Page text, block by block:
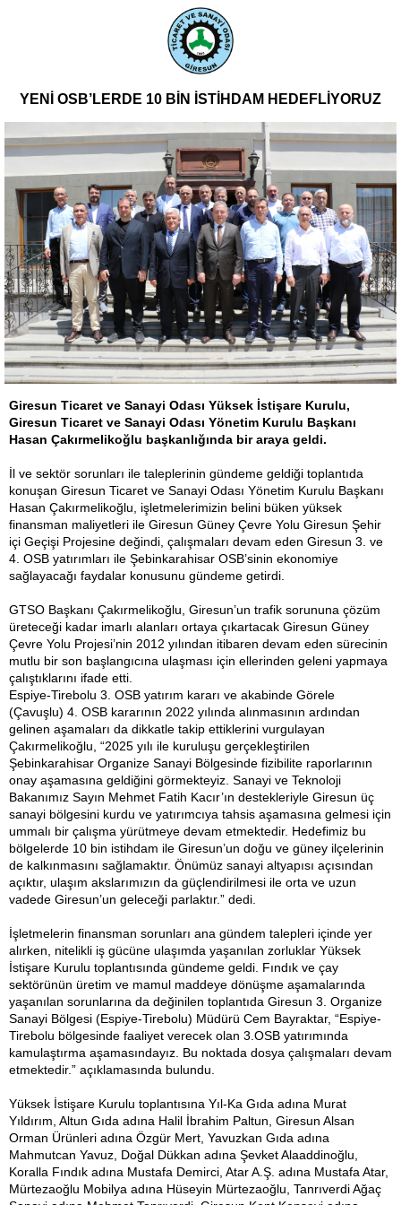
YENİ OSB’LERDE 10 BİN İSTİHDAM HEDEFLİYORUZ
Giresun Ticaret ve Sanayi Odası Yüksek İstişare Kurulu,
Giresun Ticaret ve Sanayi Odası Yönetim Kurulu Başkanı
Hasan Çakırmelikoğlu başkanlığında bir araya geldi.
İl ve sektör sorunları ile taleplerinin gündeme geldiği toplantıda
konuşan Giresun Ticaret ve Sanayi Odası Yönetim Kurulu Başkanı
Hasan Çakırmelikoğlu, işletmelerimizin belini büken yüksek
finansman maliyetleri ile Giresun Güney Çevre Yolu Giresun Şehir
içi Geçişi Projesine değindi, çalışmaları devam eden Giresun 3. ve
4. OSB yatırımları ile Şebinkarahisar OSB’sinin ekonomiye
sağlayacağı faydalar konusunu gündeme getirdi.
GTSO Başkanı Çakırmelikoğlu, Giresun’un trafik sorununa çözüm
üreteceği kadar imarlı alanları ortaya çıkartacak Giresun Güney
Çevre Yolu Projesi’nin 2012 yılından itibaren devam eden sürecinin
mutlu bir son başlangıcına ulaşması için ellerinden geleni yapmaya
çalıştıklarını ifade etti.
Espiye-Tirebolu 3. OSB yatırım kararı ve akabinde Görele
(Çavuşlu) 4. OSB kararının 2022 yılında alınmasının ardından
gelinen aşamaları da dikkatle takip ettiklerini vurgulayan
Çakırmelikoğlu, “2025 yılı ile kuruluşu gerçekleştirilen
Şebinkarahisar Organize Sanayi Bölgesinde fizibilite raporlarının
onay aşamasına geldiğini görmekteyiz. Sanayi ve Teknoloji
Bakanımız Sayın Mehmet Fatih Kacır’ın destekleriyle Giresun üç
sanayi bölgesini kurdu ve yatırımcıya tahsis aşamasına gelmesi için
ummalı bir çalışma yürütmeye devam etmektedir. Hedefimiz bu
bölgelerde 10 bin istihdam ile Giresun’un doğu ve güney ilçelerinin
de kalkınmasını sağlamaktır. Önümüz sanayi altyapısı açısından
açıktır, ulaşım akslarımızın da güçlendirilmesi ile orta ve uzun
vadede Giresun’un geleceği parlaktır.” dedi.
İşletmelerin finansman sorunları ana gündem talepleri içinde yer
alırken, nitelikli iş gücüne ulaşımda yaşanılan zorluklar Yüksek
İstişare Kurulu toplantısında gündeme geldi. Fındık ve çay
sektörünün üretim ve mamul maddeye dönüşme aşamalarında
yaşanılan sorunlarına da değinilen toplantıda Giresun 3. Organize
Sanayi Bölgesi (Espiye-Tirebolu) Müdürü Cem Bayraktar, “Espiye-
Tirebolu bölgesinde faaliyet verecek olan 3.OSB yatırımında
kamulaştırma aşamasındayız. Bu noktada dosya çalışmaları devam
etmektedir.” açıklamasında bulundu.
Yüksek İstişare Kurulu toplantısına Yıl-Ka Gıda adına Murat
Yıldırım, Altun Gıda adına Halil İbrahim Paltun, Giresun Alsan
Orman Ürünleri adına Özgür Mert, Yavuzkan Gıda adına
Mahmutcan Yavuz, Doğal Dükkan adına Şevket Alaaddinoğlu,
Koralla Fındık adına Mustafa Demirci, Atar A.Ş. adına Mustafa Atar,
Mürtezaoğlu Mobilya adına Hüseyin Mürtezaoğlu, Tanrıverdi Ağaç